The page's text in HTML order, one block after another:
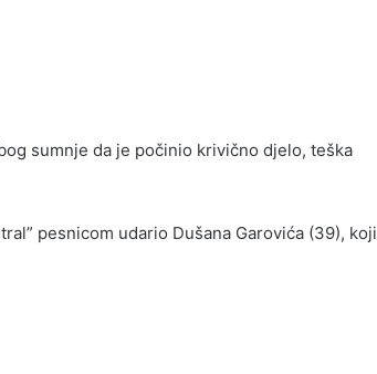
sumnje da je počinio krivično djelo, teška
pesnicom udario Dušana Garovića (39), koji